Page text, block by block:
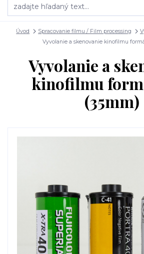
Úvod Spracovanie filmu / Film processing
Vyvolanie a skenovanie kinofilmu
Vyvolanie a
kinofilmu
(35mm)